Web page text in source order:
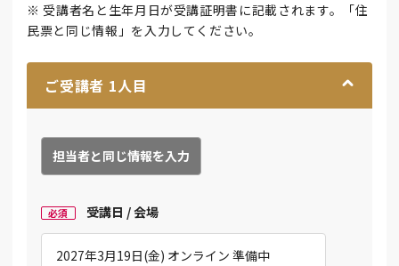
※ 受講者名と生年月日が受講証明書に記載されます。「住
民票と同じ情報」を入力してください。
ご受講者 1人目
担当者と同じ情報を入力
必須 受講日 / 会場